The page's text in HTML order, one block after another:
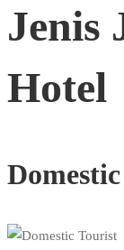
Jenis
Hotel